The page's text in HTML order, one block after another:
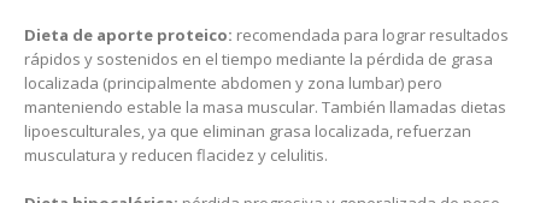
Dieta de aporte proteico: recomendada para lograr resultados
rápidos y sostenidos en el tiempo mediante la pérdida de grasa
localizada (principalmente abdomen y zona lumbar) pero
manteniendo estable la masa muscular. También llamadas dietas
lipoesculturales, ya que eliminan grasa localizada, refuerzan
musculatura y reducen flacidez y celulitis.